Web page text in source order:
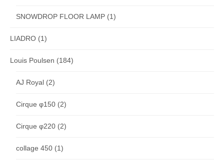
SNOWDROP FLOOR LAMP (1)
LIADRO (1)
Louis Poulsen (184)
AJ Royal (2)
Cirque φ150 (2)
Cirque φ220 (2)
collage 450 (1)